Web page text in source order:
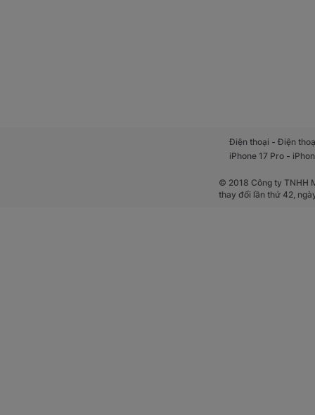
Điện thoại -Điện
iPhone 17 Pro -
© 2018 Công ty TNHH
thay đổi lần thứ 42,